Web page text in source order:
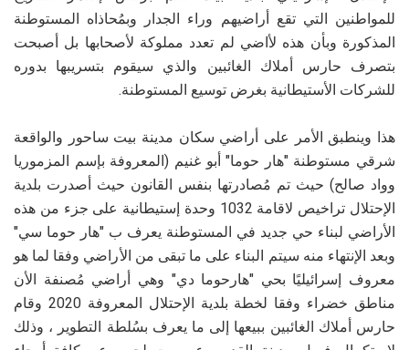
للمواطنين التي تقع أراضيهم وراء الجدار وبمُحاذاه المستوطنة
المذكورة وبأن هذه لأاضي لم تعدد مملوكة لأصحابها بل أصبحت
بتصرف حارس أملاك الغائبين والذي سيقوم بتسريبها بدوره
للشركات الأستيطانية بغرض توسيع المستوطنة.
هذا وينطبق الأمر على أراضي سكان مدينة بيت ساحور والواقعة
شرقي مستوطنة "هار حوما" أبو غنيم (المعروفة بإسم المزموريا
وواد صالح) حيث تم مُصادرتها بنفس القانون حيث أصدرت بلدية
الإحتلال تراخيص لاقامة 1032 وحدة إستيطانية على جزء من هذه
الأراضي لبناء حي جديد في المستوطنة يعرف ب "هار حوما سي"
وبعد الإنتهاء منه سيتم البناء على ما تبقى من الأراضي وفقا لما هو
معروف إسرائيليًا بحي "هارحوما دي" وهي أراضي مُصنفة الأن
مناطق خضراء وفقا لخطة بلدية الإحتلال المعروفة 2020 وقام
حارس أملاك الغائبين ببيعها إلى ما يعرف بسُلطة التطوير ، وذلك